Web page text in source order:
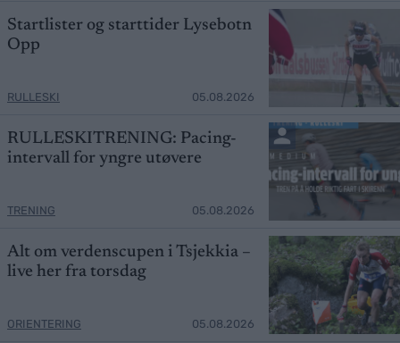
Startlister og starttider Lysebotn
Opp
RULLESKI 05.08.2026
RULLESKITRENING: Pacing-
intervall for yngre utøvere
TRENING 05.08.2026
Alt om verdenscupen i Tsjekkia –
live her fra torsdag
ORIENTERING 05.08.2026